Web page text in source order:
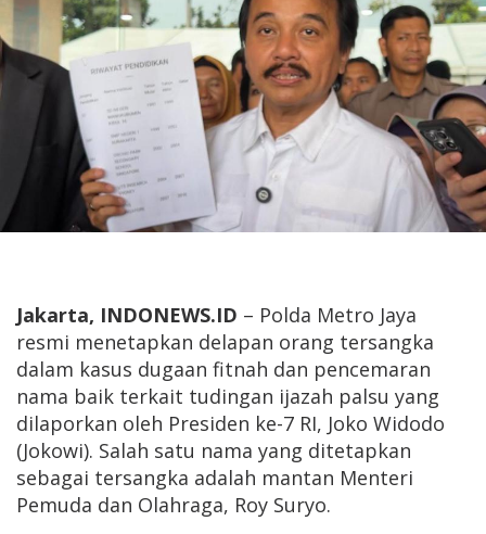
Jakarta, INDONEWS.ID – Polda Metro Jaya
resmi menetapkan delapan orang tersangka
dalam kasus dugaan fitnah dan pencemaran
nama baik terkait tudingan ijazah palsu yang
dilaporkan oleh Presiden ke-7 RI, Joko Widodo
(Jokowi). Salah satu nama yang ditetapkan
sebagai tersangka adalah mantan Menteri
Pemuda dan Olahraga, Roy Suryo.